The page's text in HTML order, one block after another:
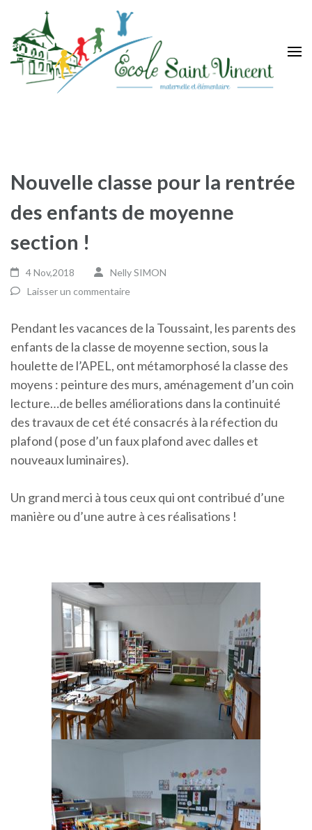
contenu
(Pressez
Entrée)
Nouvelle classe pour la rentrée
des enfants de moyenne
section !
4 Nov,2018
Nelly SIMON
Laisser un commentaire
Pendant les vacances de la Toussaint, les parents des
enfants de la classe de moyenne section, sous la
houlette de l’APEL, ont métamorphosé la classe des
moyens : peinture des murs, aménagement d’un coin
lecture…de belles améliorations dans la continuité
des travaux de cet été consacrés à la réfection du
plafond ( pose d’un faux plafond avec dalles et
nouveaux luminaires).
Un grand merci à tous ceux qui ont contribué d’une
manière ou d’une autre à ces réalisations !